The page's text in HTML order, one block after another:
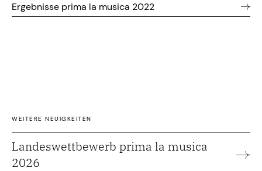
Ergebnisse prima la musica 2022
WEITERE NEUIGKEITEN
Landeswettbewerb prima la musica
2026